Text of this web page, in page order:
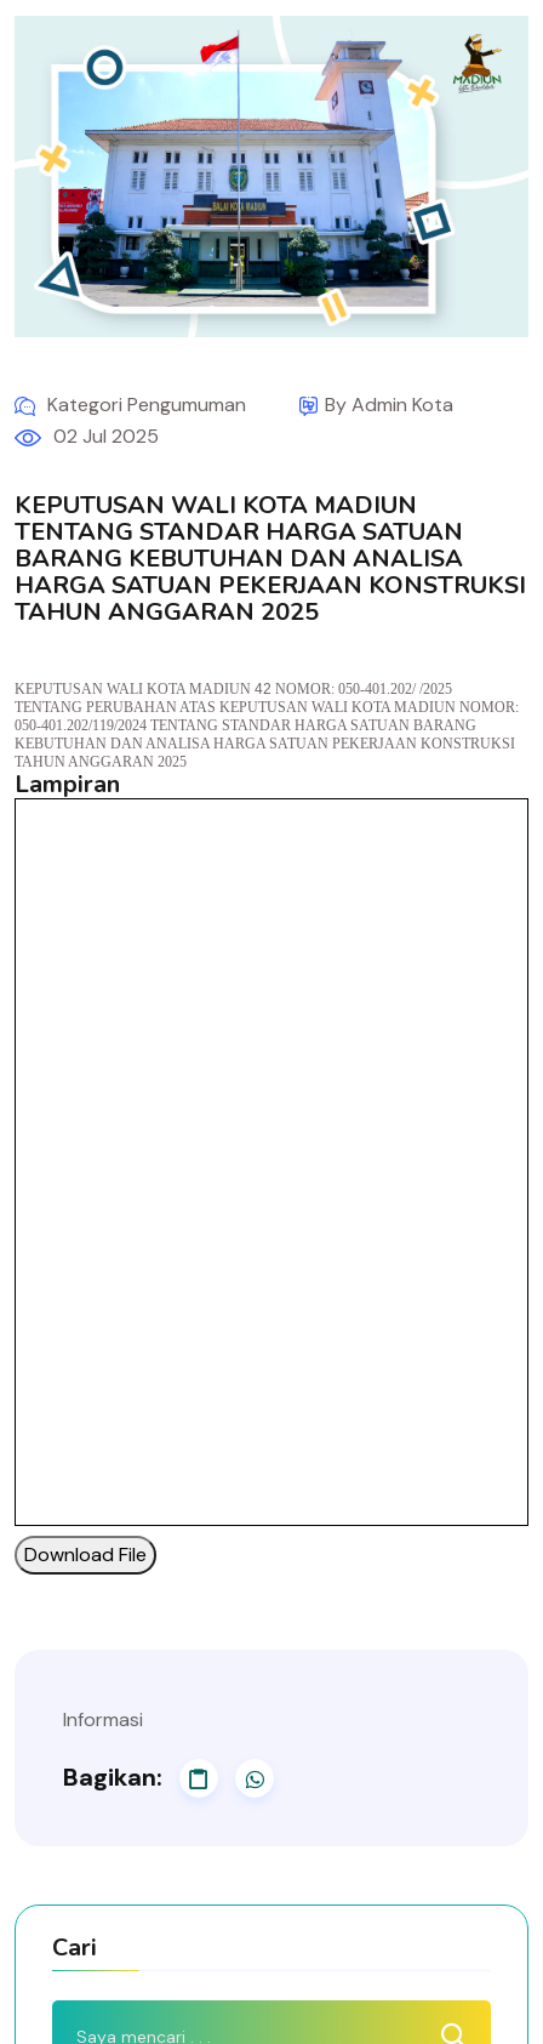
Kategori Pengumuman
By Admin Kota
02 Jul 2025
KEPUTUSAN WALI KOTA MADIUN
TENTANG STANDAR HARGA SATUAN
BARANG KEBUTUHAN DAN ANALISA
HARGA SATUAN PEKERJAAN KONSTRUKSI
TAHUN ANGGARAN 2025
KEPUTUSAN WALI KOTA MADIUN 42 NOMOR: 050-401.202/ /2025
TENTANG PERUBAHAN ATAS KEPUTUSAN WALI KOTA MADIUN NOMOR:
050-401.202/119/2024 TENTANG STANDAR HARGA SATUAN BARANG
KEBUTUHAN DAN ANALISA HARGA SATUAN PEKERJAAN KONSTRUKSI
TAHUN ANGGARAN 2025
Lampiran
Download File
Informasi
Bagikan:
Cari